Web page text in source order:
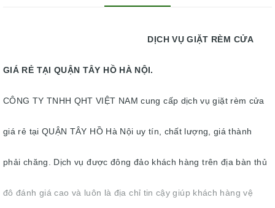
DỊCH VỤ GIẶT RÈM CỬA
GIÁ RẺ TẠI QUẬN TÂY HỒ HÀ NỘI.
CÔNG TY TNHH QHT VIỆT NAM cung cấp dịch vụ giặt rèm cửa
giá rẻ tại QUẬN TÂY HỒ Hà Nội uy tín, chất lượng, giá thành
phải chăng. Dịch vụ được đông đảo khách hàng trên địa bàn thủ
đô đánh giá cao và luôn là địa chỉ tin cậy giúp khách hàng vệ